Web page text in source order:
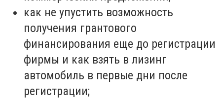
как не упустить возможность
получения грантового
финансирования еще до регистрации
фирмы и как взять в лизинг
автомобиль в первые дни после
регистрации;